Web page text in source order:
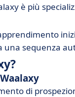
è più
una sequenza
di